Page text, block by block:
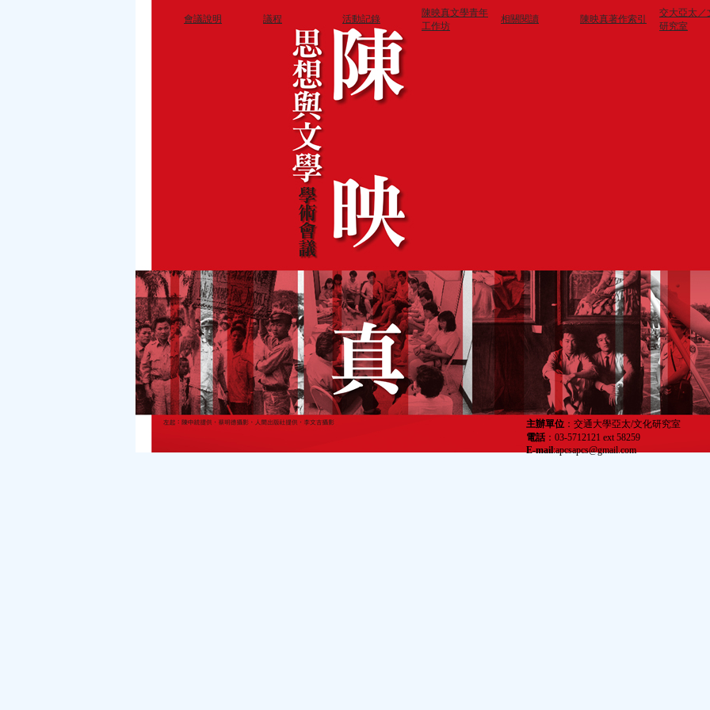
主辦單位 ：交通大學亞太/文化研究室
電話：03-5712121 ext 58259
E-mail:apcsapcs@gmail.com
會議說明 議程 活動記錄
陳映真文學青年
工作坊
相關閱讀 陳映真著作索引
交大亞太／
研究室